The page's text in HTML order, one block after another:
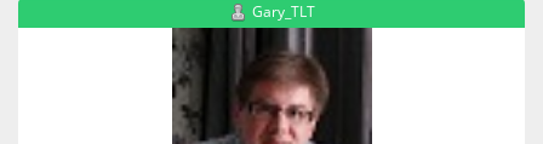
Gary_TLT